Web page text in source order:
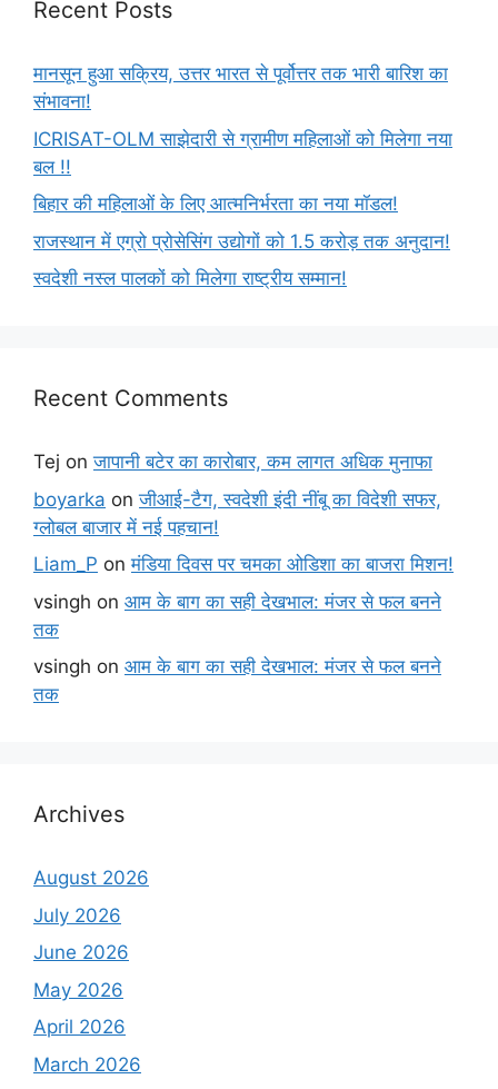
Recent Posts
मानसून हुआ सक्रिय, उत्तर भारत से पूर्वोत्तर तक भारी बारिश का
संभावना!
ICRISAT-OLM साझेदारी से ग्रामीण महिलाओं को मिलेगा नया
बल !!
बिहार की महिलाओं के लिए आत्मनिर्भरता का नया मॉडल!
राजस्थान में एग्रो प्रोसेसिंग उद्योगों को 1.5 करोड़ तक अनुदान!
स्वदेशी नस्ल पालकों को मिलेगा राष्ट्रीय सम्मान!
Recent Comments
Tej onजापानी बटेर का कारोबार, कम लागत अधिक मुनाफा
boyarka onजीआई-टैग, स्वदेशी इंदी नींबू का विदेशी सफर,
ग्लोबल बाजार में नई पहचान!
Liam_P onमंडिया दिवस पर चमका ओडिशा का बाजरा मिशन!
vsingh on आम के बाग का सही देखभाल: मंजर से फल बनने
तक
vsingh on आम के बाग का सही देखभाल: मंजर से फल बनने
तक
Archives
August 2026
July 2026
June 2026
May 2026
April 2026
March 2026